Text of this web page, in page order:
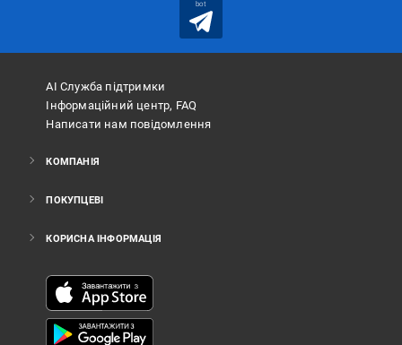
bot
АІ Служба підтримки
Інформаційний центр, FAQ
Написати нам повідомлення
КОМПАНІЯ
ПОКУПЦЕВІ
КОРИСНА ІНФОРМАЦІЯ